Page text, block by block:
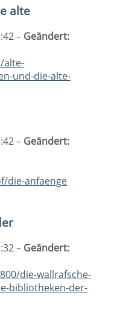
alte
– Geändert:
alte-
und-die-alte-
– Geändert:
die-anfaenge
– Geändert:
die-wallrafsche-
bibliotheken-der-